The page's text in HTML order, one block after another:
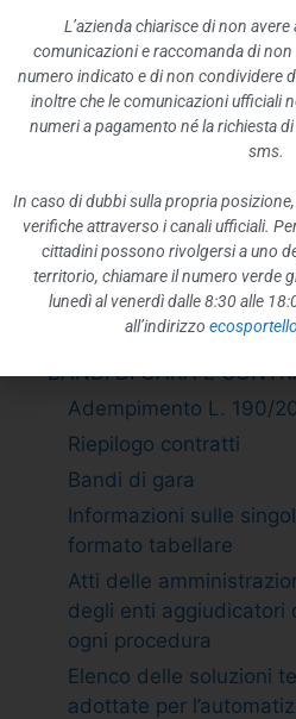
Enti di diritto privato
Rappresentazione
ATTIVITÀ E
Tipologie di
Dichiarazioni
d”ufficio dei dati
PROVVEDIMENTI
Provvedimenti organi
Provvedimenti dirigenti
CONTROLLI SULLE
BANDI DI GARA E
Adempimento L. 190/
Riepilogo contratti
Bandi di gara
Informazioni sulle
formato tabellare
Atti delle
degli enti aggiudicatori
ogni procedura
Elenco delle soluzioni
adottate per
L’azienda chiarisce di non
comunicazioni e raccomanda di
numero indicato e di non condividere
inoltre che le comunicazioni ufficiali
numeri a pagamento né la richiesta
sms.
In caso di dubbi sulla propria
verifiche attraverso i canali ufficiali.
cittadini possono rivolgersi a uno
territorio, chiamare il numero verde
lunedì al venerdì dalle 8:30 alle
all’indirizzo